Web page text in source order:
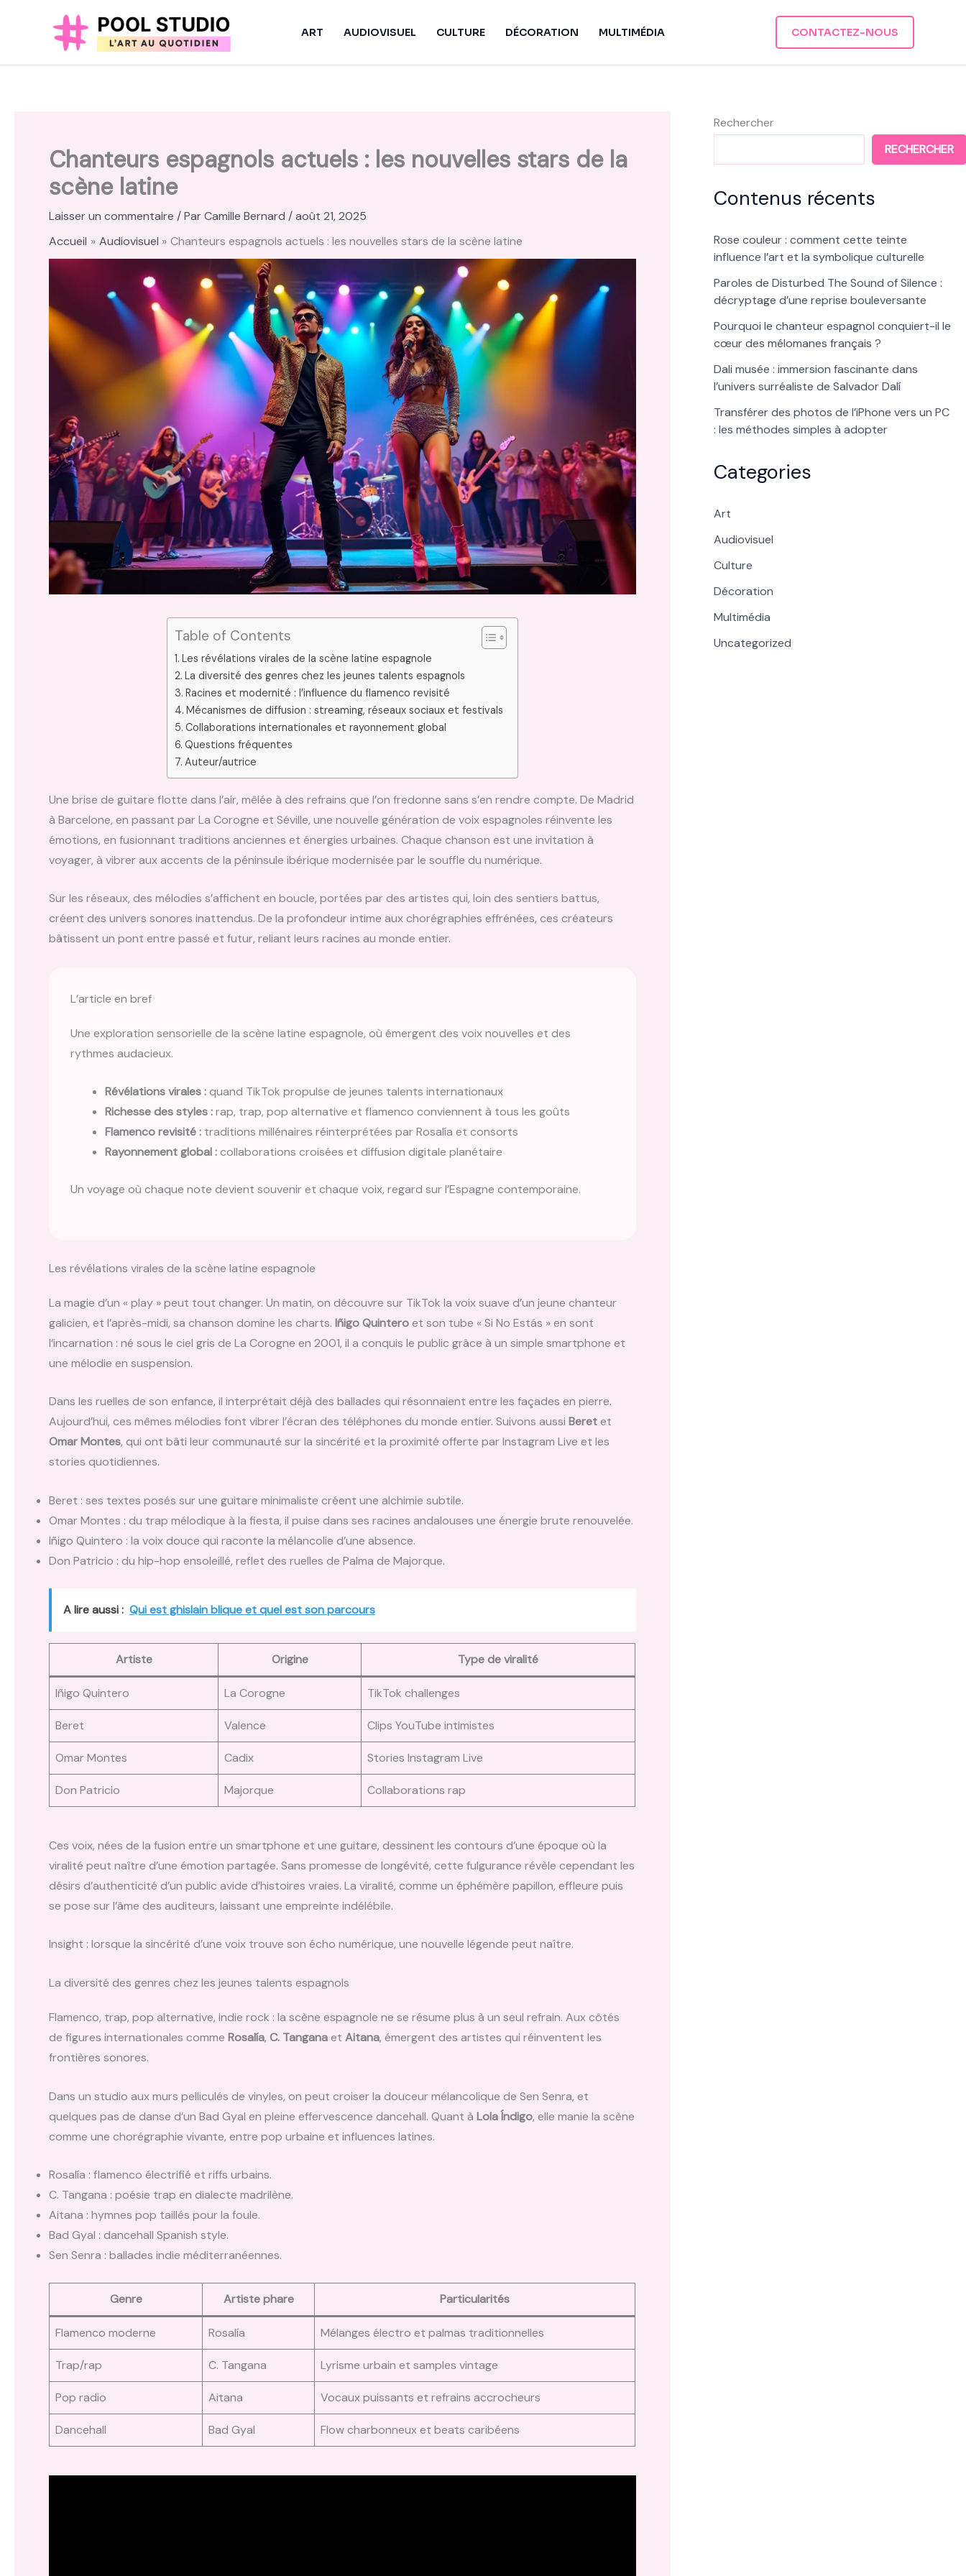
ART AUDIOVISUEL CULTURE DÉCORATION MULTIMÉDIA CONTACTEZ-NOUS
Chanteurs espagnols actuels : les nouvelles stars de la
scène latine
Laisser un commentaire / ParCamille Bernard /août 21, 2025
Accueil
Audiovisuel Chanteurs espagnols actuels : les nouvelles stars de la scène latine
Table of Contents
Les révélations virales de la scène latine espagnole
La diversité des genres chez les jeunes talents espagnols
Racines et modernité : l’influence du flamenco revisité
Mécanismes de diffusion : streaming, réseaux sociaux et festivals
Collaborations internationales et rayonnement global
Questions fréquentes
Auteur/autrice
Une brise de guitare flotte dans l’air, mêlée à des refrains que l’on fredonne sans s’en rendre compte. De Madrid
à Barcelone, en passant par La Corogne et Séville, une nouvelle génération de voix espagnoles réinvente les
émotions, en fusionnant traditions anciennes et énergies urbaines. Chaque chanson est une invitation à
voyager, à vibrer aux accents de la péninsule ibérique modernisée par le souffle du numérique.
Sur les réseaux, des mélodies s’affichent en boucle, portées par des artistes qui, loin des sentiers battus,
créent des univers sonores inattendus. De la profondeur intime aux chorégraphies effrénées, ces créateurs
bâtissent un pont entre passé et futur, reliant leurs racines au monde entier.
L’article en bref
Une exploration sensorielle de la scène latine espagnole, où émergent des voix nouvelles et des
rythmes audacieux.
Révélations virales :quand TikTok propulse de jeunes talents internationaux
Richesse des styles :rap, trap, pop alternative et flamenco conviennent à tous les goûts
Flamenco revisité : traditions millénaires réinterprétées par Rosalía et consorts
Rayonnement global :collaborations croisées et diffusion digitale planétaire
Un voyage où chaque note devient souvenir et chaque voix, regard sur l’Espagne contemporaine.
Les révélations virales de la scène latine espagnole
La magie d’un « play » peut tout changer. Un matin, on découvre sur TikTok la voix suave d’un jeune chanteur
galicien, et l’après-midi, sa chanson domine les charts. Iñigo Quinteroet son tube « Si No Estás » en sont
l’incarnation : né sous le ciel gris de La Corogne en 2001, il a conquis le public grâce à un simple smartphone et
une mélodie en suspension.
Dans les ruelles de son enfance, il interprétait déjà des ballades qui résonnaient entre les façades en pierre.
Aujourd’hui, ces mêmes mélodies font vibrer l’écran des téléphones du monde entier. Suivons aussi Beretet
Omar Montes, qui ont bâti leur communauté sur la sincérité et la proximité offerte par Instagram Live et les
stories quotidiennes.
Beret : ses textes posés sur une guitare minimaliste créent une alchimie subtile.
Omar Montes : du trap mélodique à la fiesta, il puise dans ses racines andalouses une énergie brute renouvelée.
Iñigo Quintero : la voix douce qui raconte la mélancolie d’une absence.
Don Patricio : du hip-hop ensoleillé, reflet des ruelles de Palma de Majorque.
A lire aussi : Qui est ghislain blique et quel est son parcours
Artiste Origine Type de viralité
Iñigo Quintero La Corogne TikTok challenges
Beret Valence Clips YouTube intimistes
Omar Montes Cadix Stories Instagram Live
Don Patricio Majorque Collaborations rap
Ces voix, nées de la fusion entre un smartphone et une guitare, dessinent les contours d’une époque où la
viralité peut naître d’une émotion partagée. Sans promesse de longévité, cette fulgurance révèle cependant les
désirs d’authenticité d’un public avide d’histoires vraies. La viralité, comme un éphémère papillon, effleure puis
se pose sur l’âme des auditeurs, laissant une empreinte indélébile.
Insight : lorsque la sincérité d’une voix trouve son écho numérique, une nouvelle légende peut naître.
La diversité des genres chez les jeunes talents espagnols
Flamenco, trap, pop alternative, indie rock : la scène espagnole ne se résume plus à un seul refrain. Aux côtés
de figures internationales comme Rosalía, C. Tanganaet Aitana, émergent des artistes qui réinventent les
frontières sonores.
Dans un studio aux murs pelliculés de vinyles, on peut croiser la douceur mélancolique de Sen Senra, et
quelques pas de danse d’un Bad Gyal en pleine effervescence dancehall. Quant à Lola Índigo, elle manie la scène
comme une chorégraphie vivante, entre pop urbaine et influences latines.
Rosalía : flamenco électrifié et riffs urbains.
C. Tangana : poésie trap en dialecte madrilène.
Aitana : hymnes pop taillés pour la foule.
Bad Gyal : dancehall Spanish style.
Sen Senra : ballades indie méditerranéennes.
Genre Artiste phare Particularités
Flamenco moderne Rosalía Mélanges électro et palmas traditionnelles
Trap/rap C. Tangana Lyrisme urbain et samples vintage
Pop radio Aitana Vocaux puissants et refrains accrocheurs
Dancehall Bad Gyal Flow charbonneux et beats caribéens
Rechercher
RECHERCHER
Contenus récents
Rose couleur : comment cette teinte
influence l’art et la symbolique culturelle
Paroles de Disturbed The Sound of Silence :
décryptage d’une reprise bouleversante
Pourquoi le chanteur espagnol conquiert-il le
cœur des mélomanes français ?
Dali musée : immersion fascinante dans
l’univers surréaliste de Salvador Dalí
Transférer des photos de l’iPhone vers un PC
: les méthodes simples à adopter
Categories
Art
Audiovisuel
Culture
Décoration
Multimédia
Uncategorized